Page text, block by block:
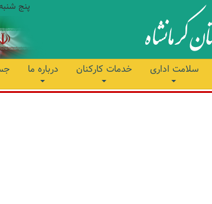
پنج شنبه 15 مرداد سال 1405
سلامت اداری خدمات کارکنان درباره ما